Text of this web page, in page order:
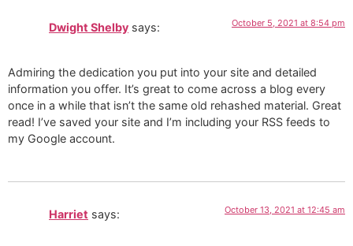
Dwight Shelby says: October 5, 2021 at 8:54 pm
Admiring the dedication you put into your site and detailed
information you offer. It’s great to come across a blog every
once in a while that isn’t the same old rehashed material. Great
read! I’ve saved your site and I’m including your RSS feeds to
my Google account.
Harriet says: October 13, 2021 at 12:45 am